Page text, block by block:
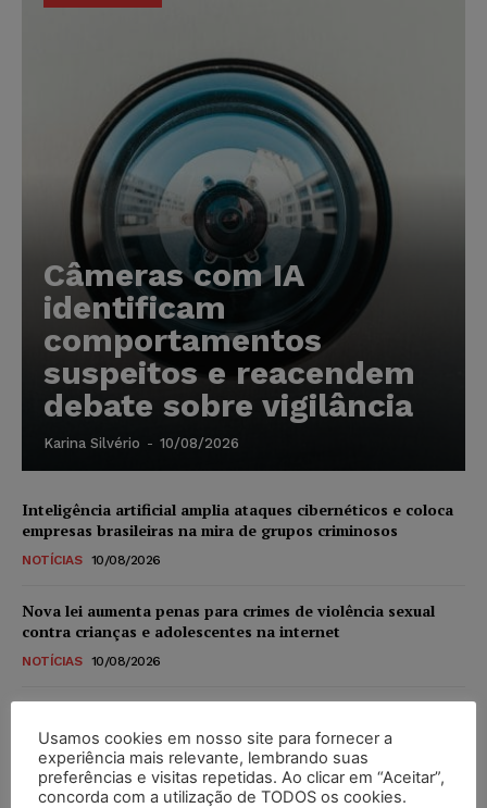
Câmeras com IA
identificam
comportamentos
suspeitos e reacendem
debate sobre vigilância
Karina Silvério - 10/08/2026
Inteligência artificial amplia ataques cibernéticos e coloca
empresas brasileiras na mira de grupos criminosos
NOTÍCIAS 10/08/2026
Nova lei aumenta penas para crimes de violência sexual
contra crianças e adolescentes na internet
NOTÍCIAS 10/08/2026
contribuição previdenciária
NOTÍCIAS 10/08/2026
Usamos cookies em nosso site para fornecer a
experiência mais relevante, lembrando suas
preferências e visitas repetidas. Ao clicar em “Aceitar”,
concorda com a utilização de TODOS os cookies.